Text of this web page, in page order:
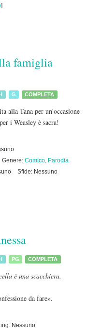
]
famiglia
G COMPLETA
alla Tana per un'occasione
i Weasley è sacra!
Genere: Comico, Parodia
Sfide: Nessuno
PG COMPLETA
è una scacchiera.
da fare».
Nessuno